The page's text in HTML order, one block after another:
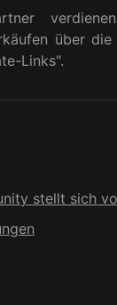
über
Links".
stellt sich